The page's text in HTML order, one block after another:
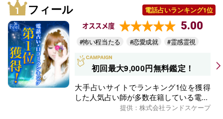
フィール 電話占いランキング1位
オススメ度 5.00
#怖い程当たる #恋愛成就 #霊感霊視
初回最大9,000円無料鑑定！
大手占いサイトでランキング1位を獲得
した人気占い師が多数在籍している電...
提供：株式会社ランドスケープ